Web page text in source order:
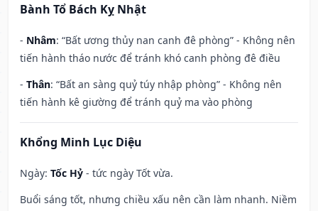
Bành Tổ Bách Kỵ Nhật
- Nhâm: “Bất ương thủy nan canh đê phòng” - Không nên
tiến hành tháo nước để tránh khó canh phòng đê điều
- Thân: “Bất an sàng quỷ túy nhập phòng” - Không nên
tiến hành kê giường để tránh quỷ ma vào phòng
Khổng Minh Lục Diệu
Ngày: Tốc Hỷ - tức ngày Tốt vừa.
Buổi sáng tốt, nhưng chiều xấu nên cần làm nhanh. Niềm